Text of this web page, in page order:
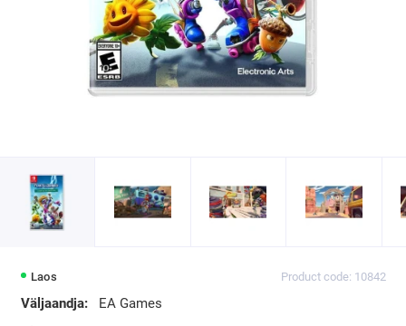
Laos Product code: 10842
Väljaandja:
EA Games